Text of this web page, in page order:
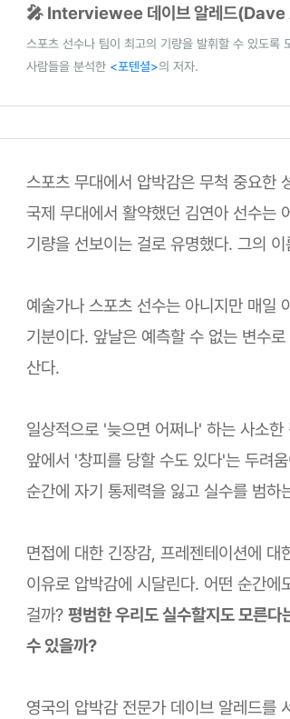
🎤 Interviewee 데이브 알레드
스포츠 선수나 팀이 최고의 기량을 발휘할 수 있도록
사람들을 분석한 <포텐셜>의 저자.
스포츠 무대에서 압박감은 무척 중요한
국제 무대에서 활약했던 김연아 선수는
기량을 선보이는 걸로 유명했다. 그의
예술가나 스포츠 선수는 아니지만 매일
기분이다. 앞날은 예측할 수 없는 변수
산다.
일상적으로 '늦으면 어쩌나' 하는 사소
앞에서 '창피를 당할 수도 있다'는 두려
순간에 자기 통제력을 잃고 실수를 범하
면접에 대한 긴장감, 프레젠테이션에
이유로 압박감에 시달린다. 어떤 순간
걸까? 평범한 우리도 실수할지도 모른
수 있을까?
영국의 압박감 전문가 데이브 알레드를